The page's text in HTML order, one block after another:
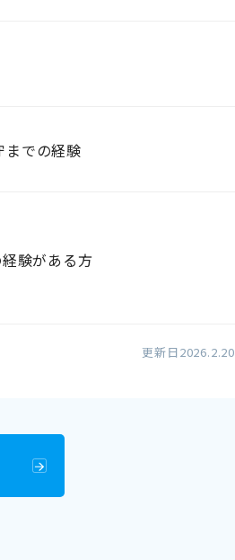
までの経験
験がある方
更新日2026.2.20